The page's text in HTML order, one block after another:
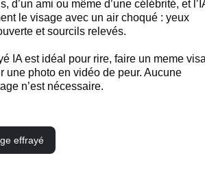
d’un ami ou même d’une célébrité, et
le visage avec un air choqué : yeux
et sourcils relevés.
IA est idéal pour rire, faire un meme
une photo en vidéo de peur. Aucune
n’est nécessaire.
effrayé